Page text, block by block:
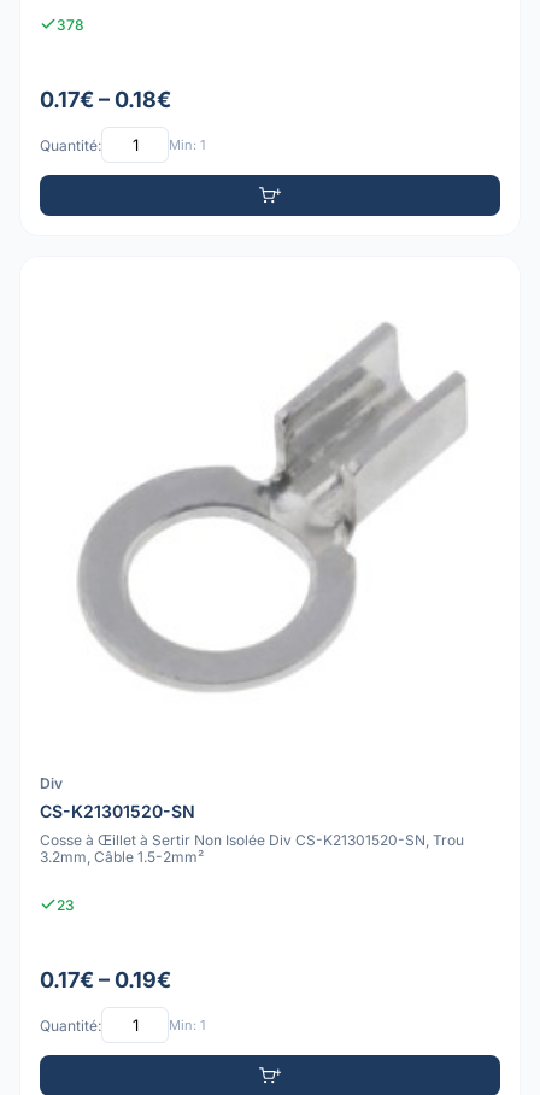
378
0.17€ – 0.18€
Quantité: Min: 1
Div
CS-K21301520-SN
Cosse à Œillet à Sertir Non Isolée Div CS-K21301520-SN, Trou
3.2mm, Câble 1.5-2mm²
23
0.17€ – 0.19€
Quantité: Min: 1